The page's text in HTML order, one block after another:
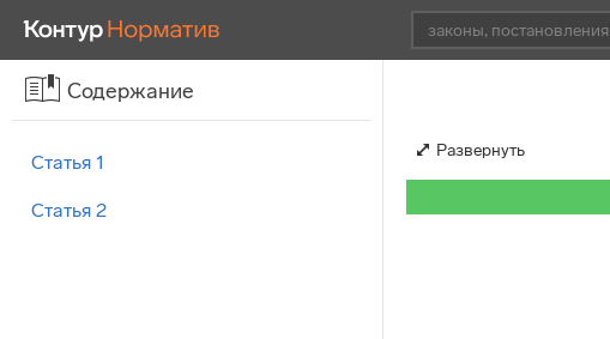
Содержание
Статья 1
Статья 2
Развернуть